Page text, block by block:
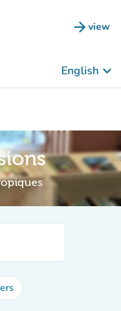
arrow_forward view
(new
English keyboard_arrow_down